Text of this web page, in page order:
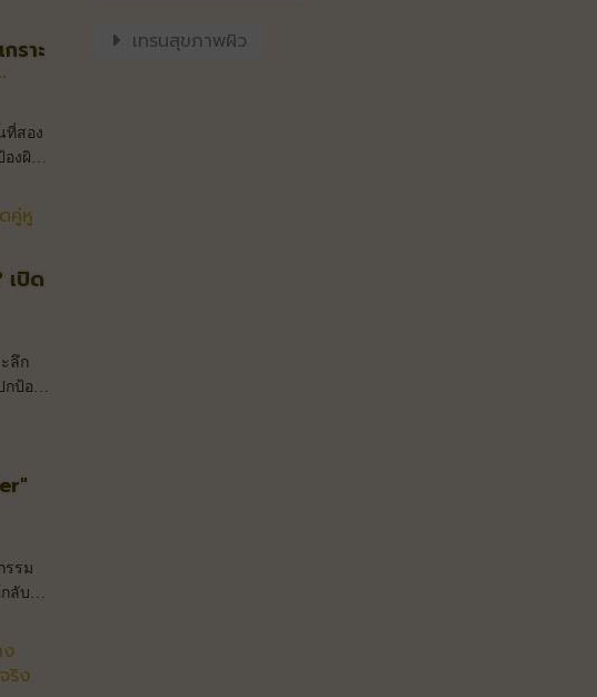
ราะ
ที่สอง
งผิว
เปิด
ลึก
กป้อง
รรม
ลับมา
เทรนสุขภาพผิว